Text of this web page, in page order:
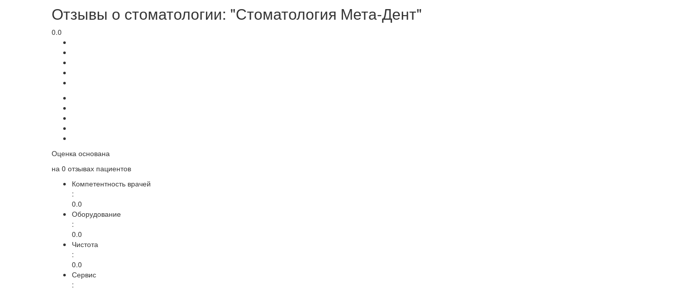
Отзывы о стоматологии: "Стоматология Мета-Дент"
0.0
Оценка основана
на 0 отзывах пациентов
Компетентность врачей
:
0.0
Оборудование
:
0.0
Чистота
:
0.0
Сервис
: